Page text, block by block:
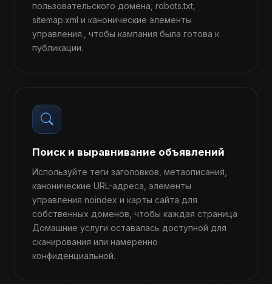
пользовательского домена, robots.txt,
sitemap.xml и канонические элементы
управления., чтобы кампания была готова к
публикации.
Поиск и выравнивание объявлений
Используйте теги заголовков, метаописания,
канонические URL-адреса, элементы
управления noindex и карты сайта для
собственных доменов, чтобы каждая страница
Домашние услуги оставалась доступной для
сканирования или намеренно
конфиденциальной.